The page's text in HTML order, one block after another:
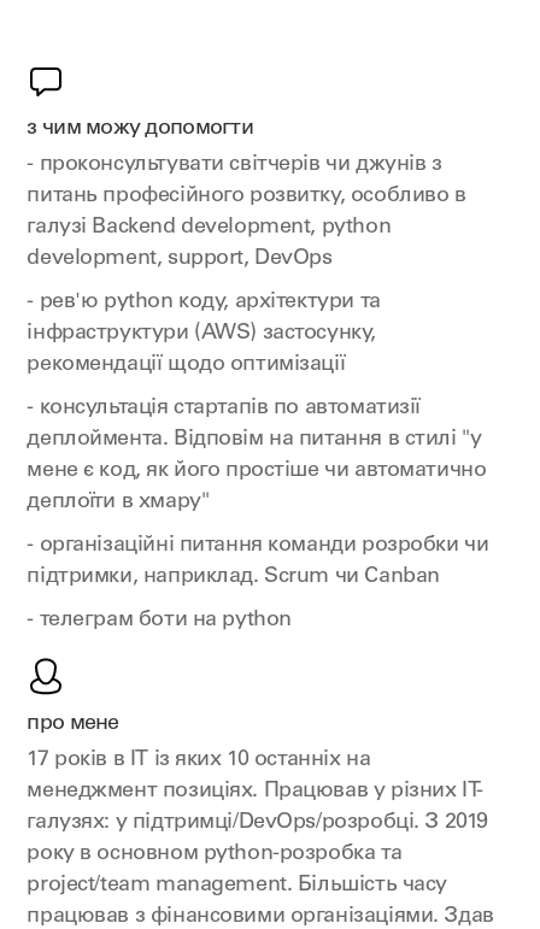
з чим можу допомогти
- проконсультувати світчерів чи джунів з
питань професійного розвитку, особливо в
галузі Backend development, python
development, support, DevOps
- рев'ю python коду, архітектури та
інфраструктури (AWS) застосунку,
рекомендації щодо оптимізації
- консультація стартапів по автоматизії
деплоймента. Відповім на питання в стилі "у
мене є код, як його простіше чи автоматично
деплоїти в хмару"
- організаційні питання команди розробки чи
підтримки, наприклад. Scrum чи Canban
- телеграм боти на python
про мене
17 років в ІТ із яких 10 останніх на
менеджмент позиціях. Працював у різних IT-
галузях: у підтримці/DevOps/розробці. З 2019
року в основном python-розробка та
project/team management. Більшість часу
працював з фінансовими організаціями. Здав